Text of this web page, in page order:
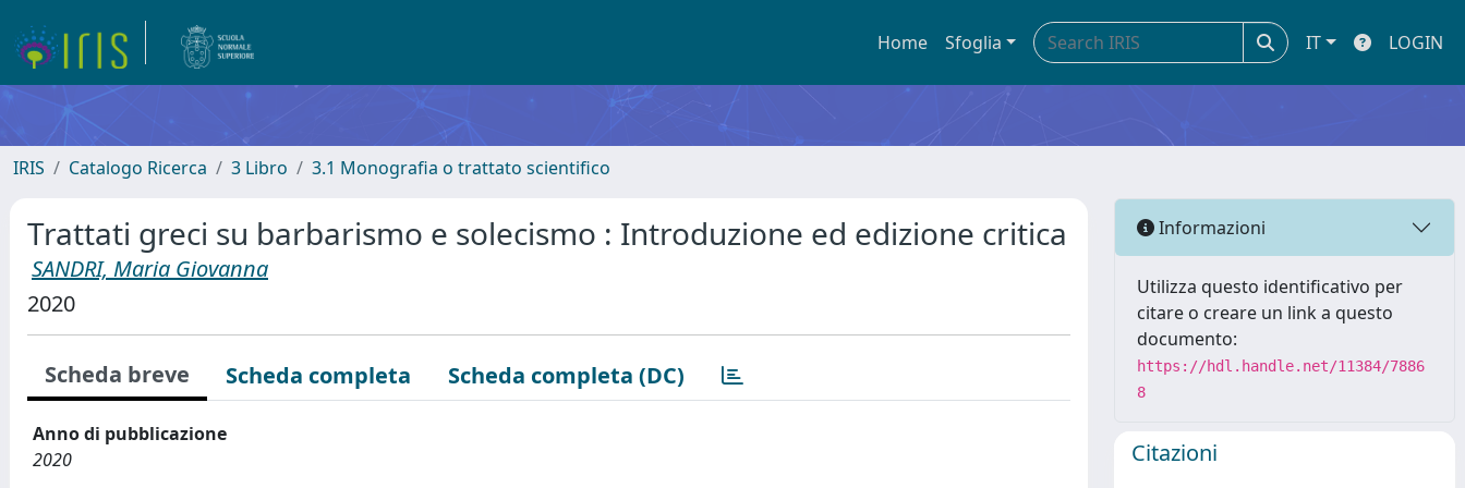
Home Sfoglia IT LOGIN
IRIS Catalogo Ricerca 3 Libro 3.1 Monografia o trattato scientifico
Trattati greci su barbarismo e solecismo : Introduzione ed edizione critica
SANDRI, Maria Giovanna
2020
Scheda breve Scheda completa Scheda completa (DC)
Anno di pubblicazione
2020
Informazioni
Utilizza questo identificativo per
citare o creare un link a questo
documento:
https://hdl.handle.net/11384/7886
8
Citazioni